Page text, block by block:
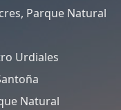
Parque Natural
Urdiales
Natural